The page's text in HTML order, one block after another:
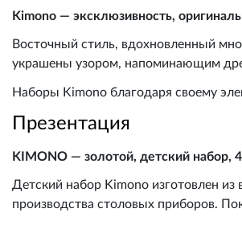
Kimono — эксклюзивность,
Восточный стиль, вдохновленный
украшены узором, напоминающим
Наборы Kimono благодаря своему
Презентация
KIMONO — золотой, детский набор,
Детский набор Kimono изготовлен
производства столовых приборов.